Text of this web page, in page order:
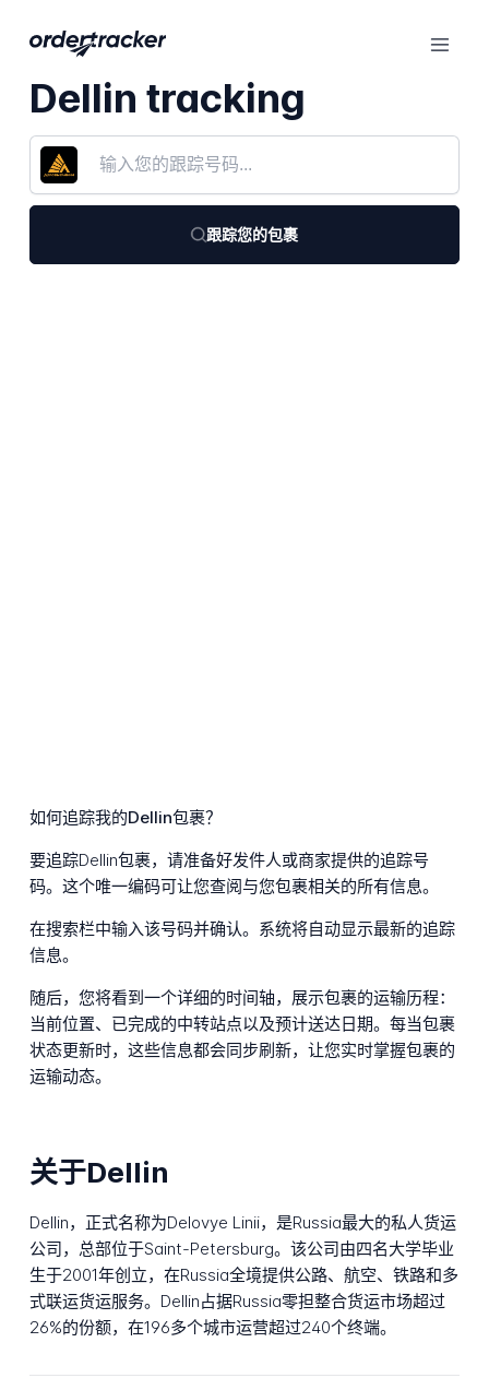
Dellin tracking
跟踪您的包裹
如何追踪我的Dellin包裹？
要追踪Dellin包裹，请准备好发件人或商家提供的追踪号
码。这个唯一编码可让您查阅与您包裹相关的所有信息。
在搜索栏中输入该号码并确认。系统将自动显示最新的追踪
信息。
随后，您将看到一个详细的时间轴，展示包裹的运输历程：
当前位置、已完成的中转站点以及预计送达日期。每当包裹
状态更新时，这些信息都会同步刷新，让您实时掌握包裹的
运输动态。
关于Dellin
Dellin，正式名称为Delovye Linii，是Russia最大的私人货运
公司，总部位于Saint-Petersburg。该公司由四名大学毕业
生于2001年创立，在Russia全境提供公路、航空、铁路和多
式联运货运服务。Dellin占据Russia零担整合货运市场超过
26%的份额，在196多个城市运营超过240个终端。